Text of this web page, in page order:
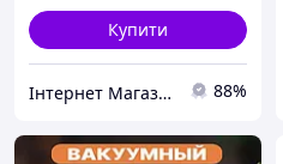
Купити
Інтернет Магазин "StepShop" 88%